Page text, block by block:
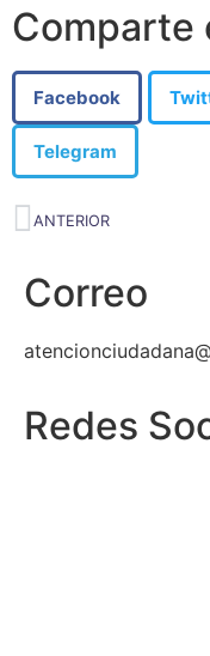
Comparte
Facebook
Telegram
ANTERIOR
Correo
Redes